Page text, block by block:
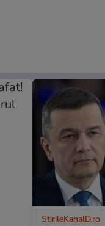
StirileKanalD.ro